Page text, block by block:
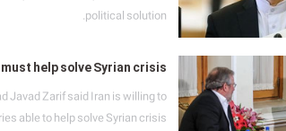
political solution.
help solve Syrian crisis
Javad Zarif said Iran is willing to
able to help solve Syrian crisis.